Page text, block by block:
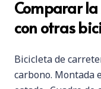
Comparar la
con otras
Bicicleta de
carbono. Montada